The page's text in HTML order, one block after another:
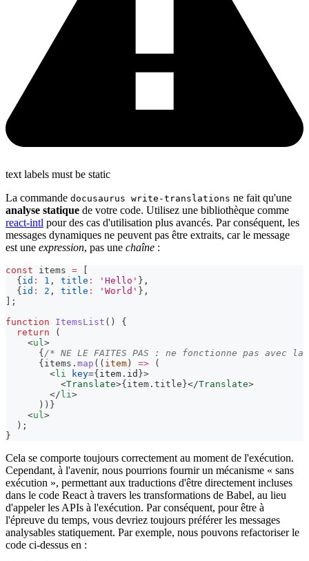
text labels must be static
La commande docusaurus write-translations ne fait qu'une
analyse statique de votre code. Utilisez une bibliothèque comme
react-intl pour des cas d'utilisation plus avancés. Par conséquent, les
messages dynamiques ne peuvent pas être extraits, car le message
est une expression, pas une chaîne :
const items =
{ id : 1 , title : 'Hello' } ,
{ id : 2 , title : 'World' } ,
;
function
ItemsList ( )
{
return
(
<ul >
{ /* NE LE FAITES PAS : ne fonctionne pas avec
{ items . map ( ( item ) =>
(
<li key={ item . id }>
<Translate>{ item . title }</Translate>
</ li >
) ) }
<ul >
  );
}
Cela se comporte toujours correctement au moment de l'exécution.
Cependant, à l'avenir, nous pourrions fournir un mécanisme « sans
exécution », permettant aux traductions d'être directement incluses
dans le code React à travers les transformations de Babel, au lieu
d'appeler les APIs à l'exécution. Par conséquent, pour être à
l'épreuve du temps, vous devriez toujours préférer les messages
analysables statiquement. Par exemple, nous pouvons refactoriser le
code ci-dessus en :